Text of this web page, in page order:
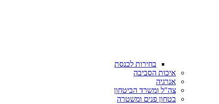
בחירות לכנסת
איכות הסביבה
אנרגיה
צה"ל ומשרד הביטחון
בטחון פנים ומשטרה